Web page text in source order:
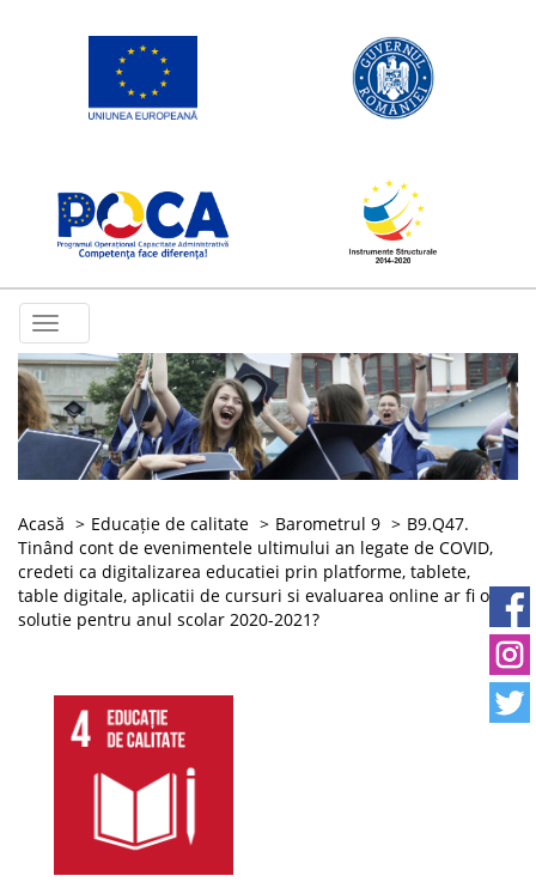
Toggle
navigation
Acasă Educație de calitate Barometrul 9
B9.Q47.
Tinând cont de evenimentele ultimului an legate de COVID,
credeti ca digitalizarea educatiei prin platforme, tablete,
table digitale, aplicatii de cursuri si evaluarea online ar fi o
solutie pentru anul scolar 2020-2021?